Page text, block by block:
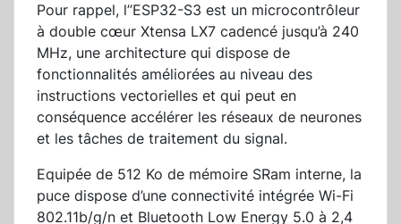
Pour rappel, l’’ESP32-S3 est un microcontrôleur
à double cœur Xtensa LX7 cadencé jusqu’à 240
MHz, une architecture qui dispose de
fonctionnalités améliorées au niveau des
instructions vectorielles et qui peut en
conséquence accélérer les réseaux de neurones
et les tâches de traitement du signal.
Equipée de 512 Ko de mémoire SRam interne, la
puce dispose d’une connectivité intégrée Wi-Fi
802.11b/g/n et Bluetooth Low Energy 5.0 à 2,4